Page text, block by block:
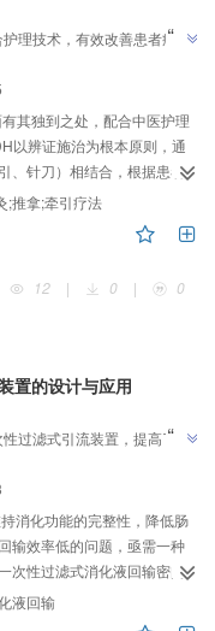
理技术，有效改善患者症
”
其独到之处，配合中医护理
以辨证施治为根本原则，通
、针刀）相结合，根据患者
解临床症状和促进康复的
究现状，以期为临床治疗
;推拿;牵引疗法
12
| 0 | 0
置的设计与应用
过滤式引流装置，提高了安
”
消化功能的完整性，降低肠
输效率低的问题，亟需一种
次性过滤式消化液回输密闭
输等多功能为一体，通过
液回输